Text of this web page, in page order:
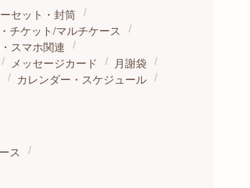
セット・封筒
チケット/マルチケース
スマホ関連
メッセージカード
月謝袋
カレンダー・スケジュール
ス